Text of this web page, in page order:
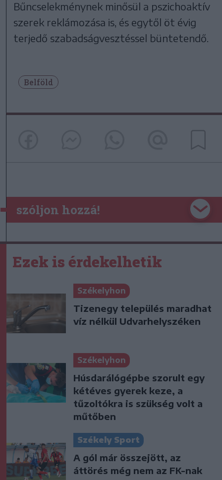
Bűncselekménynek minősül a pszichoaktív
szerek reklámozása is, és egytől öt évig
terjedő szabadságvesztéssel büntetendő.
Belföld
szóljon hozzá!
Ezek is érdekelhetik
Székelyhon
Tizenegy település maradhat
víz nélkül Udvarhelyszéken
Székelyhon
Húsdarálógépbe szorult egy
kétéves gyerek keze, a
tűzoltókra is szükség volt a
műtőben
Székely Sport
A gól már összejött, az
áttörés még nem az FK-nak